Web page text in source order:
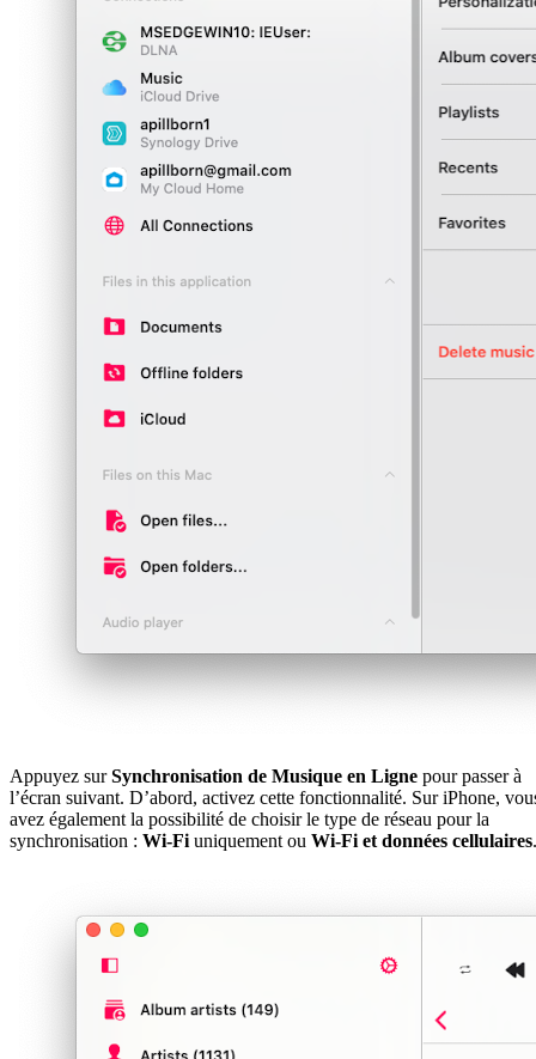
Appuyez surSynchronisation de Musique en Ligne pour passer à
l’écran suivant. D’abord, activez cette fonctionnalité. Sur iPhone,
avez également la possibilité de choisir le type de réseau pour la
synchronisation : Wi-Fi uniquement ou Wi-Fi et données cellulaires.